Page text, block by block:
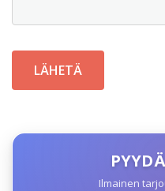
Ilmainen